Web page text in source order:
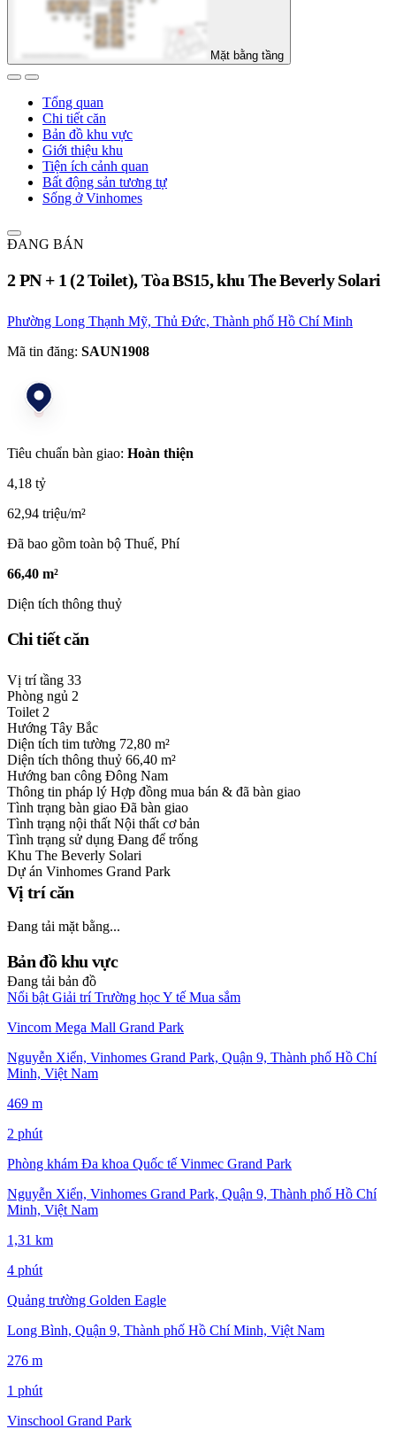
Mặt bằng tầng
Tổng quan
Chi tiết căn
Bản đồ khu vực
Giới thiệu khu
Tiện ích cảnh quan
Bất động sản tương tự
Sống ở Vinhomes
ĐANG BÁN
2 PN + 1 (2 Toilet), Tòa BS15, khu The Beverly Solari
Phường Long Thạnh Mỹ, Thủ Đức, Thành phố Hồ Chí Minh
Mã tin đăng: SAUN1908
Tiêu chuẩn bàn giao: Hoàn thiện
4,18 tỷ
62,94 triệu/m²
Đã bao gồm toàn bộ Thuế, Phí
66,40 m²
Diện tích thông thuỷ
Chi tiết căn
Vị trí tầng 33
Phòng ngủ 2
Toilet 2
Hướng Tây Bắc
Diện tích tim tường 72,80 m²
Diện tích thông thuỷ 66,40 m²
Hướng ban công Đông Nam
Thông tin pháp lý Hợp đồng mua bán & đã bàn giao
Tình trạng bàn giao Đã bàn giao
Tình trạng nội thất Nội thất cơ bản
Tình trạng sử dụng Đang để trống
Khu The Beverly Solari
Dự án Vinhomes Grand Park
Vị trí căn
Đang tải mặt bằng...
Bản đồ khu vực
Đang tải bản đồ
Nổi bật Giải trí Trường họcY tế Mua sắm
Vincom Mega Mall Grand Park
Nguyễn Xiển, Vinhomes Grand Park, Quận 9, Thành phố Hồ Chí
Minh, Việt Nam
469 m
2 phút
Phòng khám Đa khoa Quốc tế Vinmec Grand Park
Nguyễn Xiển, Vinhomes Grand Park, Quận 9, Thành phố Hồ Chí
Minh, Việt Nam
1,31 km
4 phút
Quảng trường Golden Eagle
Long Bình, Quận 9, Thành phố Hồ Chí Minh, Việt Nam
276 m
1 phút
Vinschool Grand Park